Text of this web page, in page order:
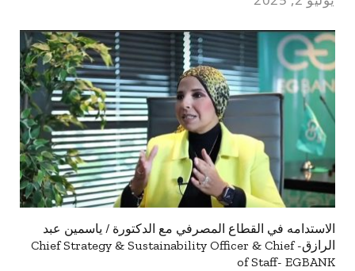
الاستدامه في القطاع المصرفي مع الدكتورة / ياسمين عبد
الرازق- Chief Strategy & Sustainability Officer & Chief
of Staff- EGBANK